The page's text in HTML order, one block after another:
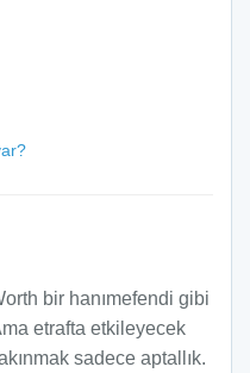
bir hanımefendi gibi
etrafta etkileyecek
sadece aptallık.